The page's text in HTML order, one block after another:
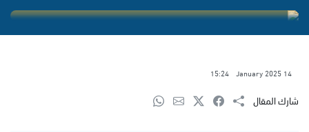
14 January 2025
15:24
شارك المقال